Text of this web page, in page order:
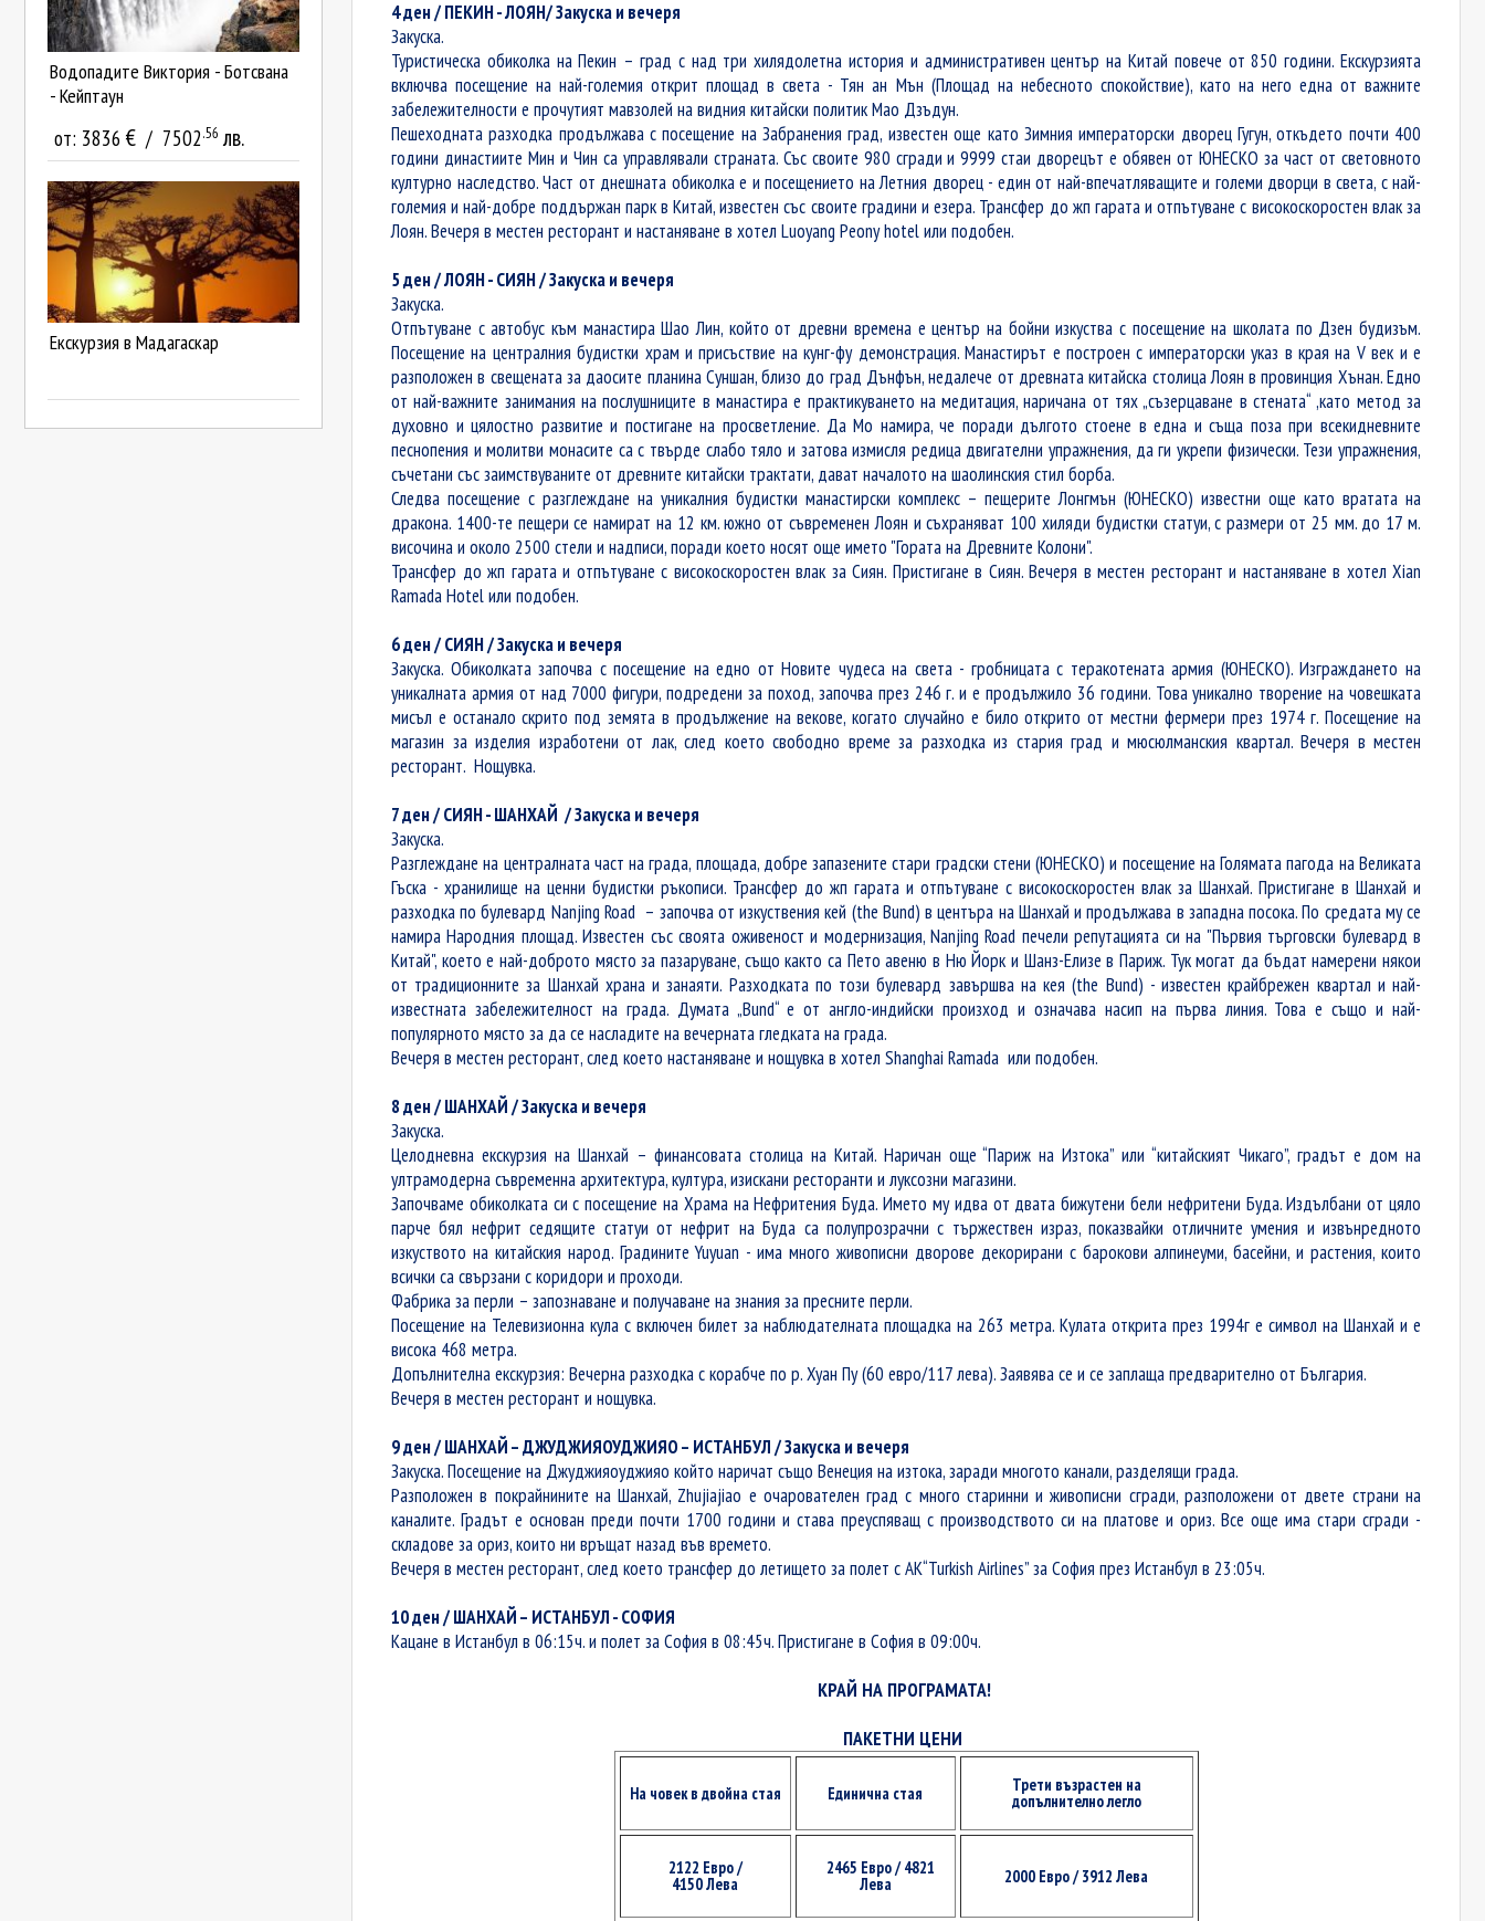
Водопадите Виктория - Ботсвана
- Кейптаун
от: 3836 € / 7502.56 лв.
Екскурзия в Мадагаскар
4 ден / ПЕКИН - ЛОЯН/ Закуска и вечеря
Закуска.
Туристическа обиколка на Пекин – град с над три хилядолетна история и административен център на Китай повече от 850 години. Екскурзията
включва посещение на най-големия открит площад в света - Тян ан Мън (Площад на небесното спокойствие), като на него една от важните
забележителности е прочутият мавзолей на видния китайски политик Мао Дзъдун.
Пешеходната разходка продължава с посещение на Забранения град, известен още като Зимния императорски дворец Гугун, откъдето почти 400
години династиите Мин и Чин са управлявали страната. Със своите 980 сгради и 9999 стаи дворецът е обявен от ЮНЕСКО за част от световното
културно наследство. Част от днешната обиколка е и посещението на Летния дворец - един от най-впечатляващите и големи дворци в света, с най-
големия и най-добре поддържан парк в Китай, известен със своите градини и езера. Трансфер до жп гарата и отпътуване с високоскоростен влак за
Лоян. Вечеря в местен ресторант и настаняване в хотел Luoyang Peony hotel или подобен.
5 ден / ЛОЯН - СИЯН / Закуска и вечеря
Закуска.
Отпътуване с автобус към манастира Шао Лин, който от древни времена е център на бойни изкуства с посещение на школата по Дзен будизъм.
Посещение на централния будистки храм и присъствие на кунг-фу демонстрация. Манастирът е построен с императорски указ в края на V век и е
разположен в свещената за даосите планина Суншан, близо до град Дънфън, недалече от древната китайска столица Лоян в провинция Хънан. Едно
от най-важните занимания на послушниците в манастира е практикуването на медитация, наричана от тях „съзерцаване в стената“ ,като метод за
духовно и цялостно развитие и постигане на просветление. Да Мо намира, че поради дългото стоене в една и съща поза при всекидневните
песнопения и молитви монасите са с твърде слабо тяло и затова измисля редица двигателни упражнения, да ги укрепи физически. Тези упражнения,
съчетани със заимствуваните от древните китайски трактати, дават началото на шаолинския стил борба.
Следва посещение с разглеждане на уникалния будистки манастирски комплекс – пещерите Лонгмън (ЮНЕСКО) известни още като вратата на
дракона. 1400-те пещери се намират на 12 км. южно от съвременен Лоян и съхраняват 100 хиляди будистки статуи, с размери от 25 мм. до 17 м.
височина и около 2500 стели и надписи, поради което носят още името "Гората на Древните Колони".
Трансфер до жп гарата и отпътуване с високоскоростен влак за Сиян. Пристигане в Сиян. Вечеря в местен ресторант и настаняване в хотел Xian
Ramada Hotel или подобен.
6 ден / СИЯН / Закуска и вечеря
Закуска. Обиколката започва с посещение на едно от Новите чудеса на света - гробницата с теракотената армия (ЮНЕСКО). Изграждането на
уникалната армия от над 7000 фигури, подредени за поход, започва през 246 г. и е продължило 36 години. Това уникално творение на човешката
мисъл е останало скрито под земята в продължение на векове, когато случайно е било открито от местни фермери през 1974 г. Посещение на
магазин за изделия изработени от лак, след което свободно време за разходка из стария град и мюсюлманския квартал. Вечеря в местен
ресторант. Нощувка.
7 ден / СИЯН - ШАНХАЙ / Закуска и вечеря
Закуска.
Разглеждане на централната част на града, площада, добре запазените стари градски стени (ЮНЕСКО) и посещение на Голямата пагода на Великата
Гъска - хранилище на ценни будистки ръкописи. Трансфер до жп гарата и отпътуване с високоскоростен влак за Шанхай. Пристигане в Шанхай и
разходка по булевард Nanjing Road – започва от изкуствения кей (the Bund) в центъра на Шанхай и продължава в западна посока. По средата му се
намира Народния площад. Известен със своята оживеност и модернизация, Nanjing Road печели репутацията си на "Първия търговски булевард в
Китай", което е най-доброто място за пазаруване, също както са Пето авеню в Ню Йорк и Шанз-Елизе в Париж. Тук могат да бъдат намерени някои
от традиционните за Шанхай храна и занаяти. Разходката по този булевард завършва на кея (the Bund) - известен крайбрежен квартал и най-
известната забележителност на града. Думата „Bund“ е от англо-индийски произход и означава насип на първа линия. Това е също и най-
популярното място за да се насладите на вечерната гледката на града.
Вечеря в местен ресторант, след което настаняване и нощувка в хотел Shanghai Ramada или подобен.
8 ден / ШАНХАЙ / Закуска и вечеря
Закуска.
Целодневна екскурзия на Шанхай – финансовата столица на Китай. Наричан още “Париж на Изтока” или “китайският Чикаго”, градът е дом на
ултрамодерна съвременна архитектура, култура, изискани ресторанти и луксозни магазини.
Започваме обиколката си с посещение на Храма на Нефритения Буда. Името му идва от двата бижутени бели нефритени Буда. Издълбани от цяло
парче бял нефрит седящите статуи от нефрит на Буда са полупрозрачни с тържествен израз, показвайки отличните умения и извънредното
изкуството на китайския народ. Градините Yuyuan - има много живописни дворове декорирани с барокови алпинеуми, басейни, и растения, които
всички са свързани с коридори и проходи.
Фабрика за перли – запознаване и получаване на знания за пресните перли.
Посещение на Телевизионна кула с включен билет за наблюдателната площадка на 263 метра. Кулата открита през 1994г е символ на Шанхай и е
висока 468 метра.
Допълнителна екскурзия: Вечерна разходка с корабче по р. Хуан Пу (60 евро/117 лева). Заявява се и се заплаща предварително от България.
Вечеря в местен ресторант и нощувка.
9 ден / ШАНХАЙ – ДЖУДЖИЯОУДЖИЯО – ИСТАНБУЛ / Закуска и вечеря
Закуска. Посещение на Джуджияоуджияо който наричат също Венеция на изтока, заради многото канали, разделящи града.
Разположен в покрайнините на Шанхай, Zhujiajiao е очарователен град с много старинни и живописни сгради, разположени от двете страни на
каналите. Градът е основан преди почти 1700 години и става преуспяващ с производството си на платове и ориз. Все още има стари сгради -
складове за ориз, които ни връщат назад във времето.
Вечеря в местен ресторант, след което трансфер до летището за полет с АК“Turkish Airlines” за София през Истанбул в 23:05ч.
10 ден / ШАНХАЙ – ИСТАНБУЛ - СОФИЯ
Кацане в Истанбул в 06:15ч. и полет за София в 08:45ч. Пристигане в София в 09:00ч.
КРАЙ НА ПРОГРАМАТА!
ПАКЕТНИ ЦЕНИ
На човек в двойна стая Единична стая Трети възрастен на
допълнително легло
2122 Евро /
4150 Лева
2465 Евро / 4821
Лева 2000 Евро / 3912 Лева